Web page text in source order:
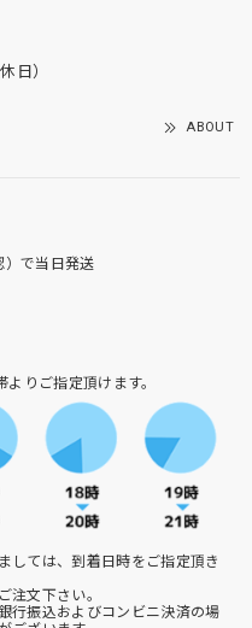
日）
ABOUT
）で当日発送
りご指定頂けます。
しては、到着日時をご指定頂き
注文下さい。
行振込およびコンビニ決済の場